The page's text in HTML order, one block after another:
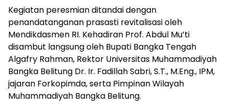
‎Kegiatan peresmian ditandai dengan
penandatanganan prasasti revitalisasi oleh
Mendikdasmen RI. Kehadiran Prof. Abdul Mu’ti
disambut langsung oleh Bupati Bangka Tengah
Algafry Rahman, Rektor Universitas Muhammadiyah
Bangka Belitung Dr. Ir. Fadillah Sabri, S.T., M.Eng., IPM,
jajaran Forkopimda, serta Pimpinan Wilayah
Muhammadiyah Bangka Belitung.